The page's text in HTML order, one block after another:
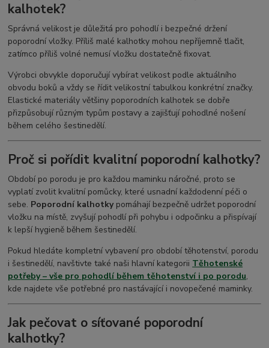
kalhotek?
Správná velikost je důležitá pro pohodlí i bezpečné držení
poporodní vložky. Příliš malé kalhotky mohou nepříjemně tlačit,
zatímco příliš volné nemusí vložku dostatečně fixovat.
Výrobci obvykle doporučují vybírat velikost podle aktuálního
obvodu boků a vždy se řídit velikostní tabulkou konkrétní značky.
Elastické materiály většiny poporodních kalhotek se dobře
přizpůsobují různým typům postavy a zajišťují pohodlné nošení
během celého šestinedělí.
Proč si pořídit kvalitní poporodní kalhotky?
Období po porodu je pro každou maminku náročné, proto se
vyplatí zvolit kvalitní pomůcky, které usnadní každodenní péči o
sebe. Poporodní kalhotkypomáhají bezpečně udržet poporodní
vložku na místě, zvyšují pohodlí při pohybu i odpočinku a přispívají
k lepší hygieně během šestinedělí.
Pokud hledáte kompletní vybavení pro období těhotenství, porodu
i šestinedělí, navštivte také naši hlavní kategorii Těhotenské
potřeby – vše pro pohodlí během těhotenství i po porodu,
kde najdete vše potřebné pro nastávající i novopečené maminky.
Jak pečovat o síťované poporodní
kalhotky?